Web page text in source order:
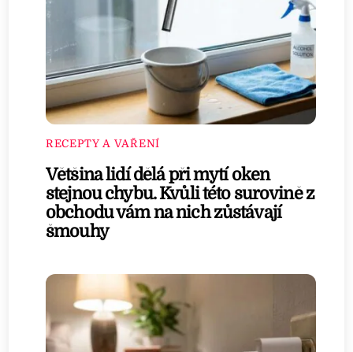
RECEPTY A VAŘENÍ
Většina lidí dělá při mytí oken
stejnou chybu. Kvůli této surovině z
obchodu vám na nich zůstávají
šmouhy